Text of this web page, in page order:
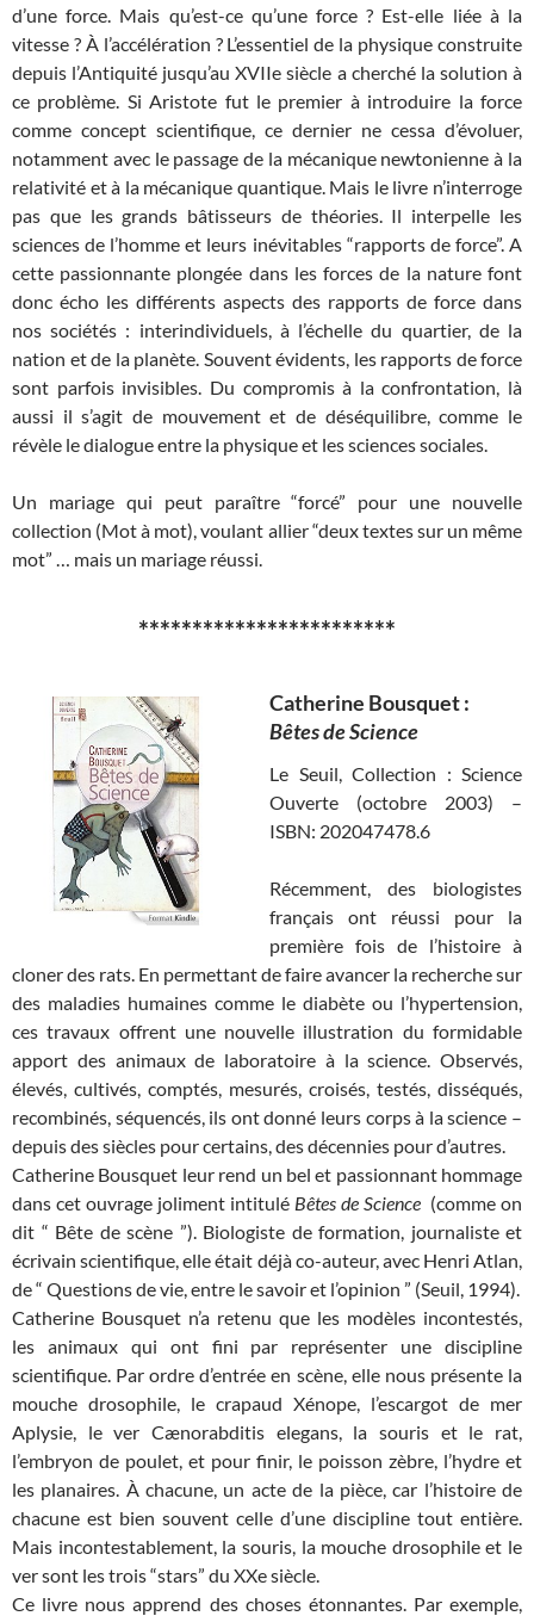
d’une force. Mais qu’est-ce qu’une force ? Est-elle liée à la
vitesse ? À l’accélération ? L’essentiel de la physique construite
depuis l’Antiquité jusqu’au XVIIe siècle a cherché la solution à
ce problème. Si Aristote fut le premier à introduire la force
comme concept scientifique, ce dernier ne cessa d’évoluer,
notamment avec le passage de la mécanique newtonienne à la
relativité et à la mécanique quantique. Mais le livre n’interroge
pas que les grands bâtisseurs de théories. Il interpelle les
sciences de l’homme et leurs inévitables “rapports de force”. A
cette passionnante plongée dans les forces de la nature font
donc écho les différents aspects des rapports de force dans
nos sociétés : interindividuels, à l’échelle du quartier, de la
nation et de la planète. Souvent évidents, les rapports de force
sont parfois invisibles. Du compromis à la confrontation, là
aussi il s’agit de mouvement et de déséquilibre, comme le
révèle le dialogue entre la physique et les sciences sociales.
Un mariage qui peut paraître “forcé” pour une nouvelle
collection (Mot à mot), voulant allier “deux textes sur un même
mot” … mais un mariage réussi.
************************
Catherine Bousquet :
Bêtes de Science
Le Seuil, Collection : Science
Ouverte (octobre 2003) –
ISBN: 202047478.6
Récemment, des biologistes
français ont réussi pour la
première fois de l’histoire à
cloner des rats. En permettant de faire avancer la recherche sur
des maladies humaines comme le diabète ou l’hypertension,
ces travaux offrent une nouvelle illustration du formidable
apport des animaux de laboratoire à la science. Observés,
élevés, cultivés, comptés, mesurés, croisés, testés, disséqués,
recombinés, séquencés, ils ont donné leurs corps à la science –
depuis des siècles pour certains, des décennies pour d’autres.
Catherine Bousquet leur rend un bel et passionnant hommage
dans cet ouvrage joliment intitulé Bêtes de Science (comme on
dit “ Bête de scène ”). Biologiste de formation, journaliste et
écrivain scientifique, elle était déjà co-auteur, avec Henri Atlan,
de “ Questions de vie, entre le savoir et l’opinion ” (Seuil, 1994).
Catherine Bousquet n’a retenu que les modèles incontestés,
les animaux qui ont fini par représenter une discipline
scientifique. Par ordre d’entrée en scène, elle nous présente la
mouche drosophile, le crapaud Xénope, l’escargot de mer
Aplysie, le ver Cænorabditis elegans, la souris et le rat,
l’embryon de poulet, et pour finir, le poisson zèbre, l’hydre et
les planaires. À chacune, un acte de la pièce, car l’histoire de
chacune est bien souvent celle d’une discipline tout entière.
Mais incontestablement, la souris, la mouche drosophile et le
ver sont les trois “stars” du XXe siècle.
Ce livre nous apprend des choses étonnantes. Par exemple,